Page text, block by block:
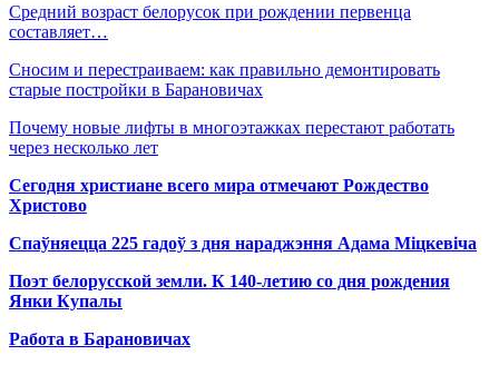
Средний возраст белорусок при рождении первенца
составляет…
Сносим и перестраиваем: как правильно демонтировать
старые постройки в Барановичах
Почему новые лифты в многоэтажках перестают работать
через несколько лет
Сегодня христиане всего мира отмечают Рождество
Христово
Спаўняецца 225 гадоў з дня нараджэння Адама Міцкевіча
Поэт белорусской земли. К 140-летию со дня рождения
Янки Купалы
Работа в Барановичах